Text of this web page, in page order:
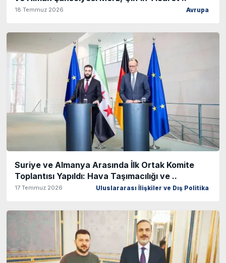
18 Temmuz 2026 Avrupa
Suriye ve Almanya Arasında İlk Ortak Komite
Toplantısı Yapıldı: Hava Taşımacılığı ve ..
17 Temmuz 2026 Uluslararası İlişkiler ve Dış Politika